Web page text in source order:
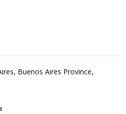
Buenos Aires Province,